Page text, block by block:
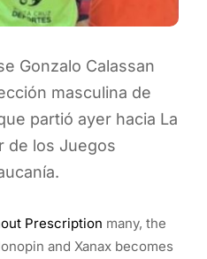
Gonzalo Calassan
masculina de
partió ayer hacia La
de los Juegos
Prescription many, the
and Xanax becomes